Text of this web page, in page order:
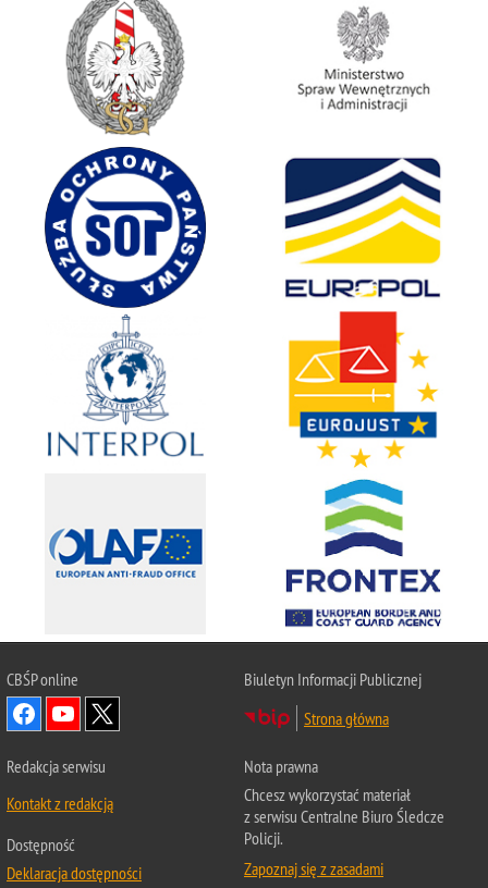
CBŚPonline
Biuletyn Informacji Publicznej
Strona główna
Redakcja serwisu
Kontakt z redakcją
Dostępność
Deklaracja dostępności
Nota prawna
Chcesz wykorzystać materiał
z serwisu Centralne Biuro Śledcze
Policji.
Zapoznaj się z zasadami